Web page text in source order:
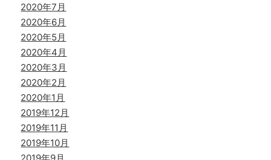
2020年7月
2020年6月
2020年5月
2020年4月
2020年3月
2020年2月
2020年1月
2019年12月
2019年11月
2019年10月
2019年9月